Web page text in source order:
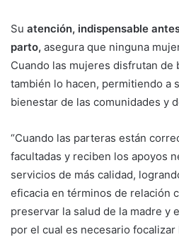
Su atención, indispensable
parto, asegura que ninguna
Cuando las mujeres disfrutan de
también lo hacen, permitiendo a
bienestar de las comunidades y
“Cuando las parteras están
facultadas y reciben los apoyos
servicios de más calidad,
eficacia en términos de relación
preservar la salud de la madre y
por el cual es necesario